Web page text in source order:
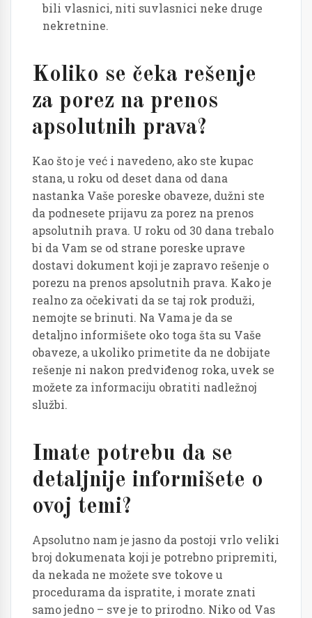
bili vlasnici, niti suvlasnici neke druge
nekretnine.
Koliko se čeka rešenje
za porez na prenos
apsolutnih prava?
Kao što je već i navedeno, ako ste kupac
stana, u roku od deset dana od dana
nastanka Vaše poreske obaveze, dužni ste
da podnesete prijavu za porez na prenos
apsolutnih prava. U roku od 30 dana trebalo
bi da Vam se od strane poreske uprave
dostavi dokument koji je zapravo rešenje o
porezu na prenos apsolutnih prava. Kako je
realno za očekivati da se taj rok produži,
nemojte se brinuti. Na Vama je da se
detaljno informišete oko toga šta su Vaše
obaveze, a ukoliko primetite da ne dobijate
rešenje ni nakon predviđenog roka, uvek se
možete za informaciju obratiti nadležnoj
službi.
Imate potrebu da se
detaljnije informišete o
ovoj temi?
Apsolutno nam je jasno da postoji vrlo veliki
broj dokumenata koji je potrebno pripremiti,
da nekada ne možete sve tokove u
procedurama da ispratite, i morate znati
samo jedno – sve je to prirodno. Niko od Vas